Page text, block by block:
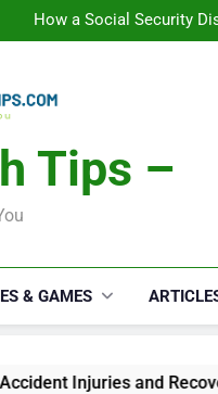
Car Accident Injuries and
Makeup
Car Accident Injuries and
Tips –
& GAMES
and Recovery